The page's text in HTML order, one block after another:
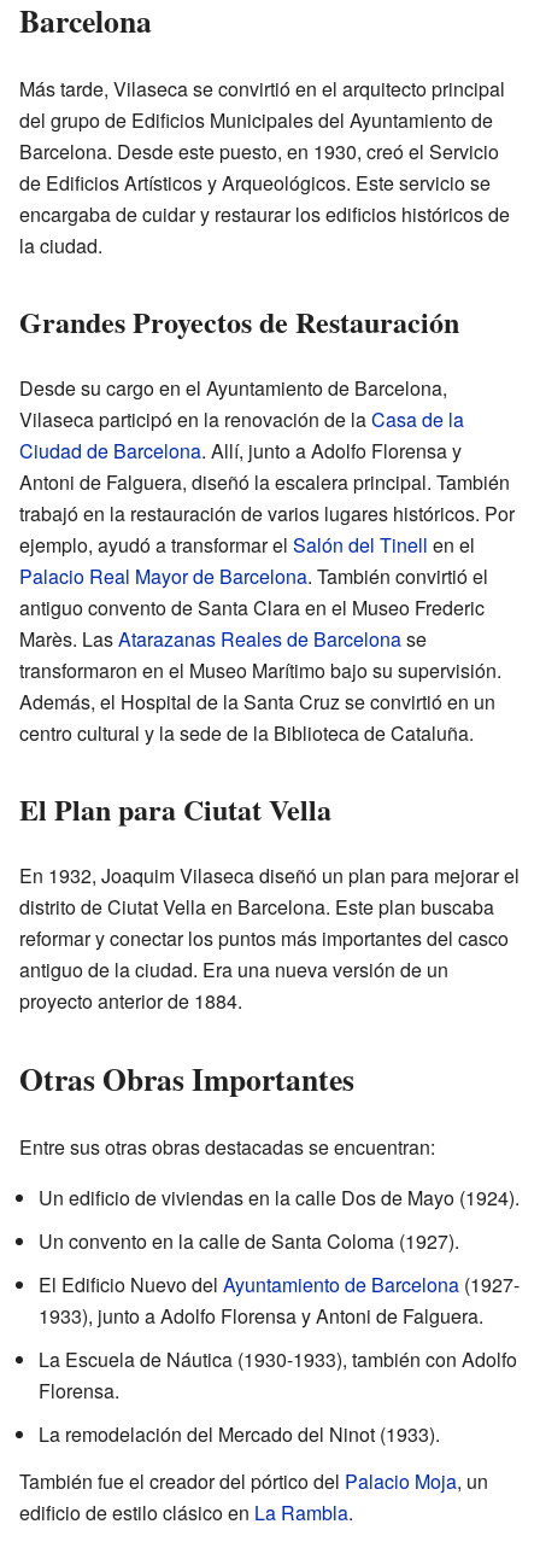
Barcelona
Más tarde, Vilaseca se convirtió en el arquitecto principal
del grupo de Edificios Municipales del Ayuntamiento de
Barcelona. Desde este puesto, en 1930, creó el Servicio
de Edificios Artísticos y Arqueológicos. Este servicio se
encargaba de cuidar y restaurar los edificios históricos de
la ciudad.
Grandes Proyectos de Restauración
Desde su cargo en el Ayuntamiento de Barcelona,
Vilaseca participó en la renovación de laCasa de la
Ciudad de Barcelona. Allí, junto a Adolfo Florensa y
Antoni de Falguera, diseñó la escalera principal. También
trabajó en la restauración de varios lugares históricos. Por
ejemplo, ayudó a transformar el Salón del Tinell en el
Palacio Real Mayor de Barcelona. También convirtió el
antiguo convento de Santa Clara en el Museo Frederic
Marès. LasAtarazanas Reales de Barcelonase
transformaron en el Museo Marítimo bajo su supervisión.
Además, el Hospital de la Santa Cruz se convirtió en un
centro cultural y la sede de la Biblioteca de Cataluña.
El Plan para Ciutat Vella
En 1932, Joaquim Vilaseca diseñó un plan para mejorar el
distrito de Ciutat Vella en Barcelona. Este plan buscaba
reformar y conectar los puntos más importantes del casco
antiguo de la ciudad. Era una nueva versión de un
proyecto anterior de 1884.
Otras Obras Importantes
Entre sus otras obras destacadas se encuentran:
Un edificio de viviendas en la calle Dos de Mayo (1924).
Un convento en la calle de Santa Coloma (1927).
El Edificio Nuevo del Ayuntamiento de Barcelona (1927-
1933), junto a Adolfo Florensa y Antoni de Falguera.
La Escuela de Náutica (1930-1933), también con Adolfo
Florensa.
La remodelación del Mercado del Ninot (1933).
También fue el creador del pórtico del Palacio Moja, un
edificio de estilo clásico en La Rambla.